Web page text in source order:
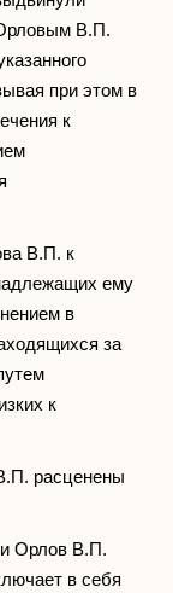
В.П.
при этом в
к
В.П. к
ему
в
за
к
расценены
Орлов В.П.
в себя